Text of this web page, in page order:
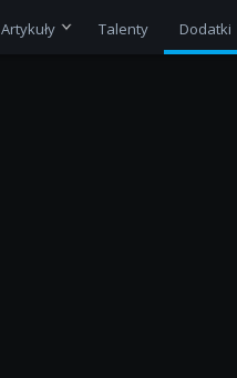
Artykuły Talenty Dodatki